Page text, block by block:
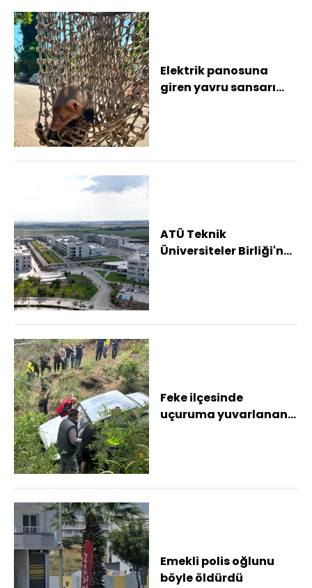
Elektrik panosuna
giren yavru sansarı
ATÜ Teknik
Üniversiteler Birliği'ne
Feke ilçesinde
uçuruma yuvarlanan
Emekli polis oğlunu
böyle öldürdü